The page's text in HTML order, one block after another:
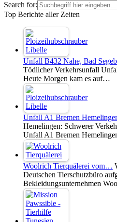
Search for:
Top Berichte aller Zeiten
Unfall B432 Nahe, Bad
Tödlicher Verkehrsunfall
Heute Morgen kam es auf…
Unfall A1 Bremen
Hemelingen: Schwerer
Unfall A1 Bremen
Woolrich Tierquälerei vom…
Deutschen Tierschutzbüro
Bekleidungsunternehmen